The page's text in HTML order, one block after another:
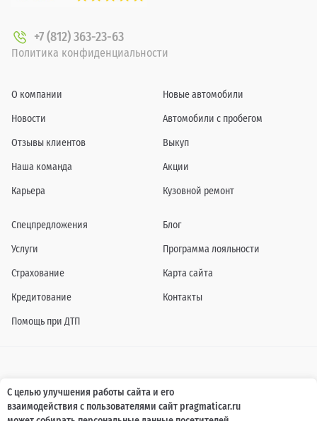
+7 (812) 363-23-63
Политика конфиденциальности
О компании
Новости
Отзывы клиентов
Наша команда
Карьера
Новые автомобили
Автомобили с пробегом
Выкуп
Акции
Кузовной ремонт
Спецпредложения
Услуги
Страхование
Кредитование
Помощь при ДТП
Блог
Программа лояльности
Карта сайта
Контакты
Информация о технических характеристиках, составе комплектаций, цветовой
гамме и стоимости автомобилей, а также действующих акциях, сроках и условиях
их проведения, указанных на сайте www.pragmaticar.ru, носит информационный
характер и ни при каких условиях не является публичной офертой,
С целью улучшения работы сайта и его
взаимодействия с пользователями сайт pragmaticar.ru